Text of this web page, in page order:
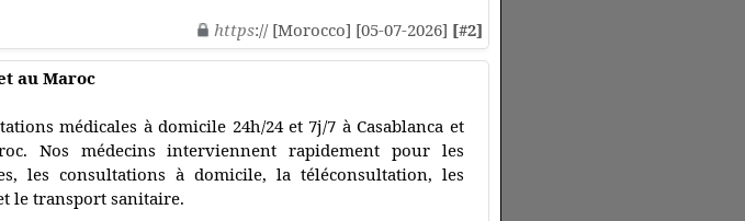
https:// [Morocco] [05-07-2026] [#2]
au Maroc
médicales à domicile 24h/24 et 7j/7 à Casablanca et
Nos médecins interviennent rapidement pour les
les consultations à domicile, la téléconsultation, les
le transport sanitaire.